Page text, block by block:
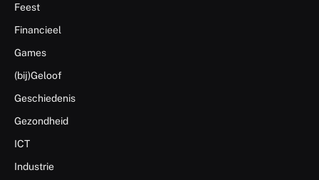
Feest
Financieel
Games
(bij)Geloof
Geschiedenis
Gezondheid
ICT
Industrie